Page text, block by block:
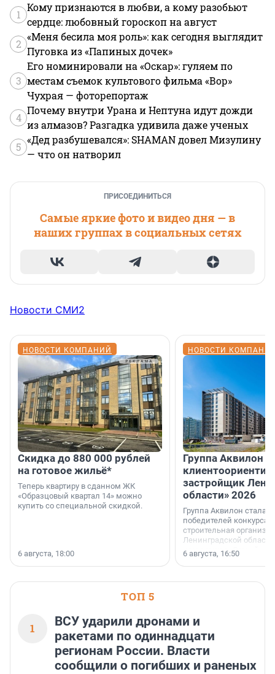
1
Кому признаются в любви, а кому разобьют
сердце: любовный гороскоп на август
2
«Меня бесила моя роль»: как сегодня выглядит
Пуговка из «Папиных дочек»
3
Его номинировали на «Оскар»: гуляем по
местам съемок культового фильма «Вор»
Чухрая — фоторепортаж
4
Почему внутри Урана и Нептуна идут дожди
из алмазов? Разгадка удивила даже ученых
5
«Дед разбушевался»: SHAMAN довел Мизулину
— что он натворил
ПРИСОЕДИНИТЬСЯ
Самые яркие фото и видео дня — в
наших группах в социальных сетях
Новости СМИ2
НОВОСТИ КОМПАНИЙ
Скидка до 880 000 рублей
на готовое жильё*
Теперь квартиру в сданном ЖК
«Образцовый квартал 14» можно
купить со специальной скидкой.
6 августа, 18:00
НОВОСТИ
Группа Аквилон
застройщик
области» 2026
Группа Аквилон стала
победителей конкурса
строительная
Ленинградской области
номинации «Самый
застройщик
области».
6 августа, 16:50
ТОП 5
1
ВСУ ударили дронами и
ракетами по одиннадцати
регионам России. Власти
сообщили о погибших и раненых